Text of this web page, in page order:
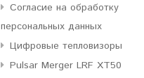
Согласие на обработку
персональных данных
Цифровые тепловизоры
Pulsar Merger LRF XT50